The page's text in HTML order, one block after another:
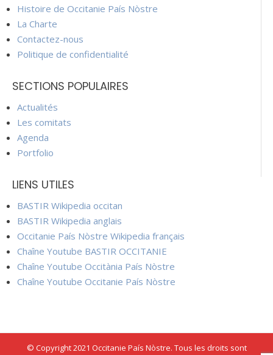
Histoire de Occitanie País Nòstre
La Charte
Contactez-nous
Politique de confidentialité
SECTIONS POPULAIRES
Actualités
Les comitats
Agenda
Portfolio
LIENS UTILES
BASTIR Wikipedia occitan
BASTIR Wikipedia anglais
Occitanie País Nòstre Wikipedia français
Chaîne Youtube BASTIR OCCITANIE
Chaîne Youtube Occitània País Nòstre
Chaîne Youtube Occitanie País Nòstre
© Copyright 2021 Occitanie País Nòstre. Tous les droits sont